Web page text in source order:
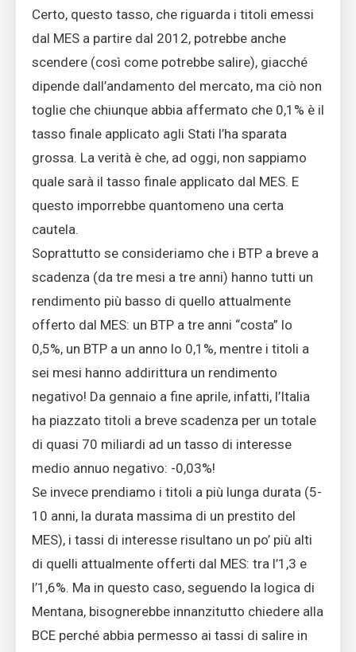
Certo, questo tasso, che riguarda i titoli emessi
dal MES a partire dal 2012, potrebbe anche
scendere (così come potrebbe salire), giacché
dipende dall’andamento del mercato, ma ciò non
toglie che chiunque abbia affermato che 0,1% è il
tasso finale applicato agli Stati l’ha sparata
grossa. La verità è che, ad oggi, non sappiamo
quale sarà il tasso finale applicato dal MES. E
questo imporrebbe quantomeno una certa
cautela.
Soprattutto se consideriamo che i BTP a breve a
scadenza (da tre mesi a tre anni) hanno tutti un
rendimento più basso di quello attualmente
offerto dal MES: un BTP a tre anni “costa” lo
0,5%, un BTP a un anno lo 0,1%, mentre i titoli a
sei mesi hanno addirittura un rendimento
negativo! Da gennaio a fine aprile, infatti, l’Italia
ha piazzato titoli a breve scadenza per un totale
di quasi 70 miliardi ad un tasso di interesse
medio annuo negativo: -0,03%!
Se invece prendiamo i titoli a più lunga durata (5-
10 anni, la durata massima di un prestito del
MES), i tassi di interesse risultano un po’ più alti
di quelli attualmente offerti dal MES: tra l’1,3 e
l’1,6%. Ma in questo caso, seguendo la logica di
Mentana, bisognerebbe innanzitutto chiedere alla
BCE perché abbia permesso ai tassi di salire in